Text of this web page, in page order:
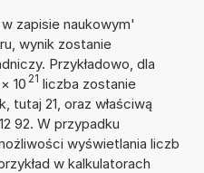
zapisie naukowym'
wynik zostanie
Przykładowo, dla
× 10 21 liczba zostanie
tutaj 21, oraz właściwą
92. W przypadku
wyświetlania liczb
w kalkulatorach